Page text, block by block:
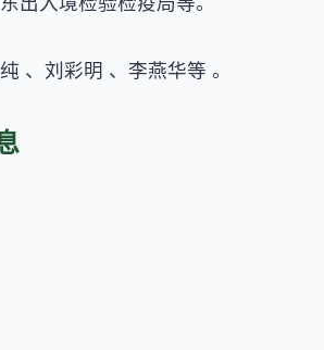
、刘彩明 、李燕华等 。